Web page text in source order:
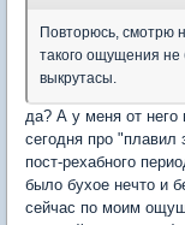
Повторюсь, смотрю
такого ощущения не
выкрутасы.
да? А у меня от
сегодня про "плавил
пост-рехабного
было бухое нечто и
сейчас по моим